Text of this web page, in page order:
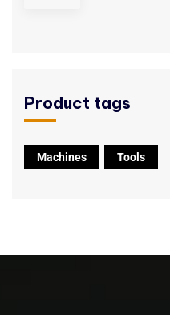
Product tags
Machines Tools